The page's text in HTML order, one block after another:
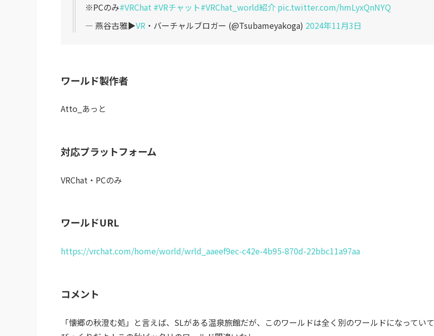
※PCのみ#VRChat #VRチャット#VRChat_world紹介 pic.twitter.com/hmLyxQnNYQ
— 燕谷古雅▶︎VR ・バーチャルブロガー (@Tsubameyakoga) 2024年11月3日
ワールド製作者
Atto_あっと
対応プラットフォーム
VRChat・PCのみ
ワールドURL
https://vrchat.com/home/world/wrld_aaeef9ec-c42e-4b95-870d-22bbc11a97aa
コメント
「懐郷の秋澄む処」と言えば、SLがある温泉旅館だが、このワールドは全く別のワールドになっていて